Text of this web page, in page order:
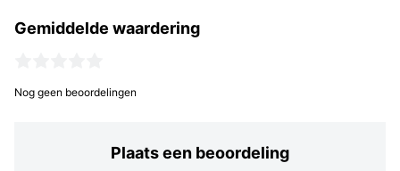
Gemiddelde waardering
Nog geen beoordelingen
Plaats een beoordeling